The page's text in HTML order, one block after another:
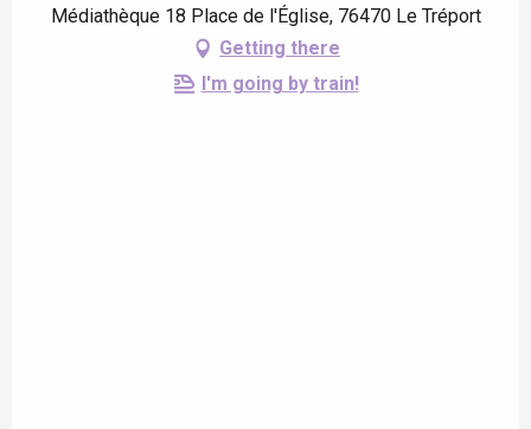
Médiathèque 18 Place de l'Église, 76470 Le Tréport
Getting there
I'm going by train!